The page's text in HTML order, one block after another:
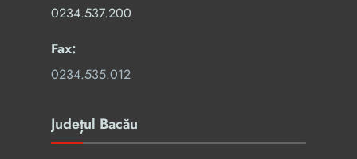
0234.537.200
Fax:
0234.535.012
Județul Bacău